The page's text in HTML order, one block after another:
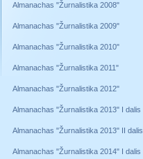
Almanachas "Žurnalistika 2008"
Almanachas "Žurnalistika 2009"
Almanachas "Žurnalistika 2010"
Almanachas "Žurnalistika 2011"
Almanachas "Žurnalistika 2012"
Almanachas "Žurnalistika 2013" I dalis
Almanachas "Žurnalistika 2013" II dalis
Almanachas "Žurnalistika 2014" I dalis